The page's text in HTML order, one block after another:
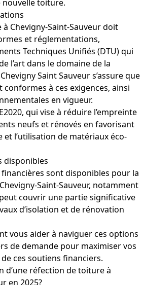
toiture.
Chevigny-Saint-Sauveur doit
et réglementations,
Techniques Unifiés (DTU) qui
l’art dans le domaine de la
Saint Sauveur s’assure que
à ces exigences, ainsi
en vigueur.
qui vise à réduire l’empreinte
neufs et rénovés en favorisant
et l’utilisation de matériaux éco-
disponibles
sont disponibles pour la
Saint-Sauveur, notamment
couvrir une partie significative
d’isolation et de rénovation
vous aider à naviguer ces options
de demande pour maximiser vos
ces soutiens financiers.
d’une réfection de toiture à
en 2025?